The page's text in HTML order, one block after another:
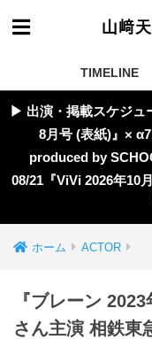
山﨑
TIMELINE
▶︎ 出演・掲載スケジュ
8月号 (表紙)』×
produced by
08/21『ViVi 2026年10
ホーム ACTOR
『ブレーン
さん主演 相鉄東